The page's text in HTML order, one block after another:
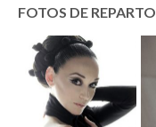
FOTOS DE REPARTO